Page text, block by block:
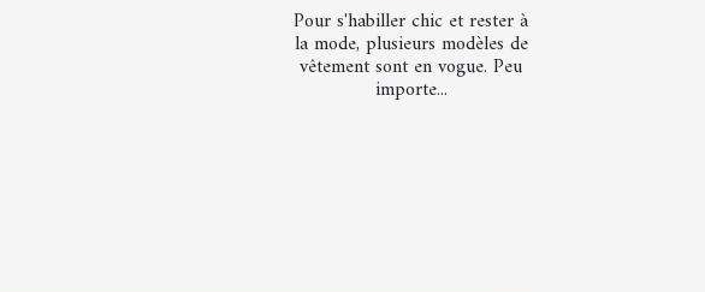
Pour s'habiller chic et rester à
la mode, plusieurs modèles de
vêtement sont en vogue. Peu
importe...